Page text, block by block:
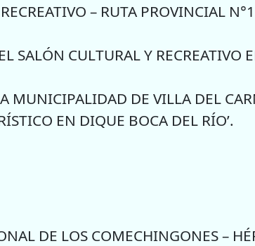
– RUTA PROVINCIAL
SALÓN CULTURAL Y RECREATIVO
MUNICIPALIDAD DE VILLA DEL
EN DIQUE BOCA DEL RÍO’.
DE LOS COMECHINGONES –